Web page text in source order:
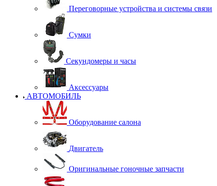
Переговорные устройства и системы связи
Сумки
Секундомеры и часы
Аксессуары
АВТОМОБИЛЬ
Оборудование салона
Двигатель
Оригинальные гоночные запчасти